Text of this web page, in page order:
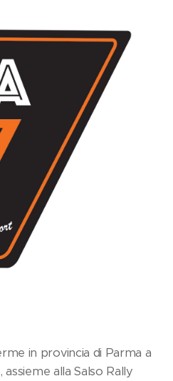
in provincia di Parma a
alla Salso Rally